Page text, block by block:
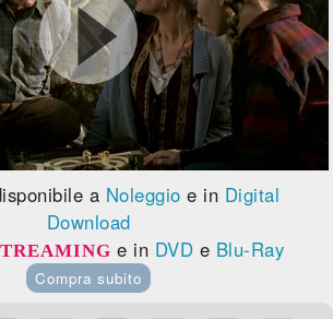
a Noleggio e in Digital
Download
e in DVD e Blu-Ray
Compra subito